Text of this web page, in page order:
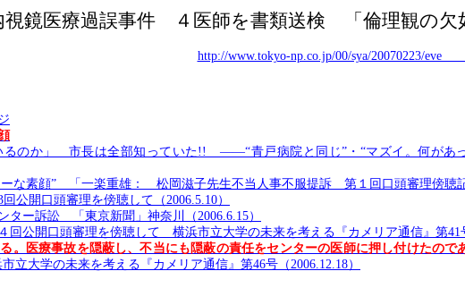
視鏡医療過誤事件 ４医師を書類送検 「倫理観の
http://www.tokyo-np.co.jp/00/sya/20070223/
るのか」 市長は全部知っていた!! ――“青戸病院と同じ”・“マズイ。何があ
ーな素顔” 「一楽重雄： 松岡滋子先生不当人事不服提訴 第１回口頭審理傍聴
公開口頭審理を傍聴して（2006.5.10）
ター訴訟 「東京新聞」神奈川（2006.6.15）
公開口頭審理を傍聴して 横浜市立大学の未来を考える『カメリア通信』第41
。医療事故を隠蔽し、不当にも隠蔽の責任をセンターの医師に押し付けたので
学の未来を考える『カメリア通信』第46号（2006.12.18）